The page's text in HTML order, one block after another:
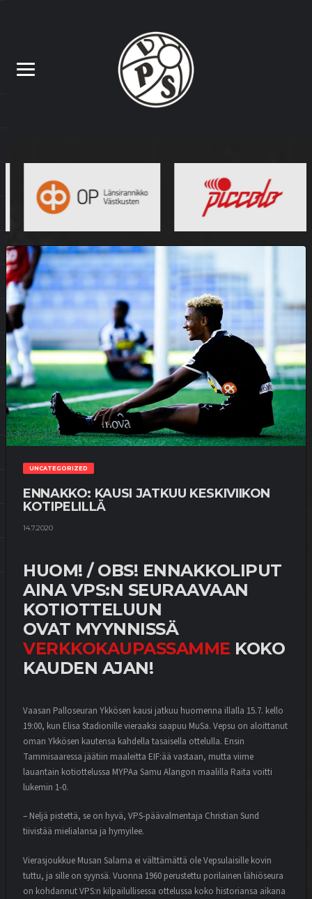
UNCATEGORIZED
ENNAKKO: KAUSI JATKUU KESKIVIIKON
KOTIPELILLÄ
14.7.2020
HUOM! / OBS! ENNAKKOLIPUT
AINA VPS:N SEURAAVAAN
KOTIOTTELUUN
OVAT MYYNNISSÄ
VERKKOKAUPASSAMME KOKO
KAUDEN AJAN!
Vaasan Palloseuran Ykkösen kausi jatkuu huomenna illalla 15.7. kello
19:00, kun Elisa Stadionille vieraaksi saapuu MuSa. Vepsu on aloittanut
oman Ykkösen kautensa kahdella tasaisella ottelulla. Ensin
Tammisaaressa jäätiin maaleitta EIF:ää vastaan, mutta viime
lauantain kotiottelussa MYPAa Samu Alangon maalilla Raita voitti
lukemin 1-0.
– Neljä pistettä, se on hyvä, VPS-päävalmentaja Christian Sund
tiivistää mielialansa ja hymyilee.
Vierasjoukkue Musan Salama ei välttämättä ole Vepsulaisille kovin
tuttu, ja sille on syynsä. Vuonna 1960 perustettu porilainen lähiöseura
on kohdannut VPS:n kilpailullisessa ottelussa koko historiansa aikana